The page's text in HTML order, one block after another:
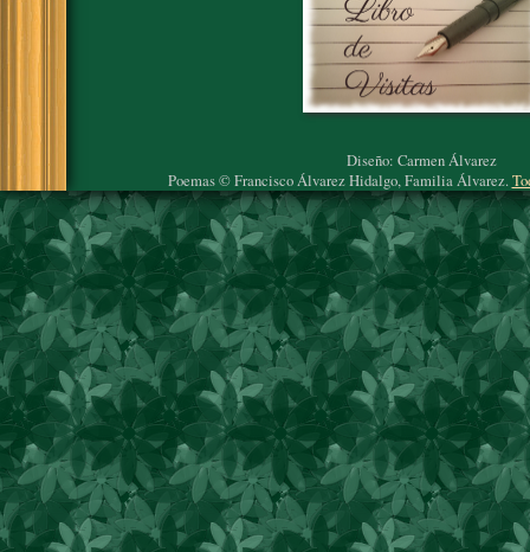
Diseño: Carmen Álvarez
Poemas © Francisco Álvarez Hidalgo, Familia Álvarez.